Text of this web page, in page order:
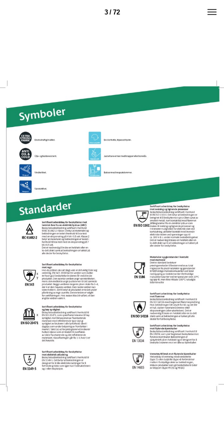
3 / 72